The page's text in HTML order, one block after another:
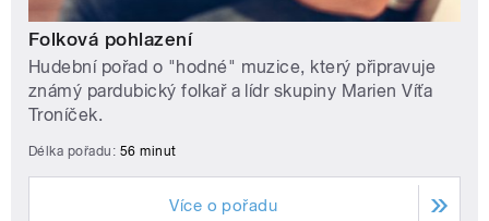
Folková pohlazení
Hudební pořad o "hodné" muzice, který připravuje
známý pardubický folkař a lídr skupiny Marien Víťa
Troníček.
Délka pořadu: 56 minut
Více o pořadu